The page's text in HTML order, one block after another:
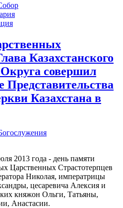
Казахстанского
совершил
Казахстана в
2013 года - день памяти
Царственных Страстотерпцев
Николая, императрицы
цесаревича Алексия и
княжон Ольги, Татьяны,
Анастасии.